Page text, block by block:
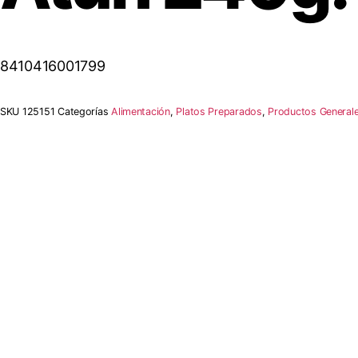
8410416001799
SKU 125151Categorías Alimentación, Platos Preparados, Productos